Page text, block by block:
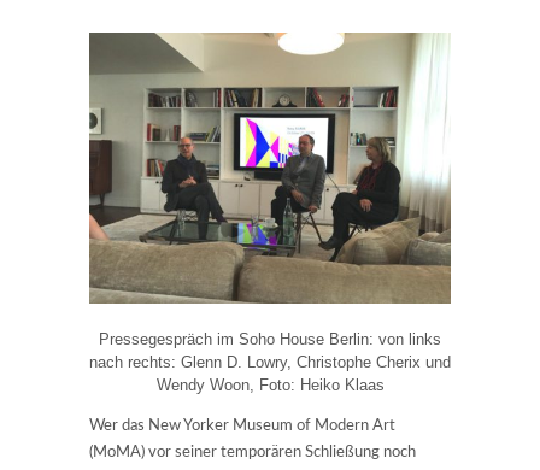
Pressegespräch im Soho House Berlin: von links
nach rechts: Glenn D. Lowry, Christophe Cherix und
Wendy Woon, Foto: Heiko Klaas
Wer das New Yorker Museum of Modern Art
(MoMA) vor seiner temporären Schließung noch